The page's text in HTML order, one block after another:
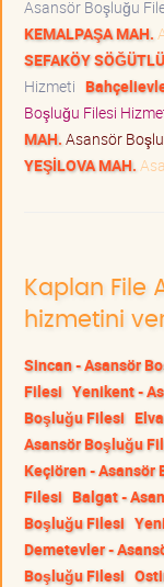
Asansör Boşluğu
KEMALPAŞA MAH.
SEFAKÖY
Hizmeti
Boşluğu Filesi
MAH. Asansör
YEŞİLOVA MAH.
Kaplan File
hizmetini
Sincan - Asansör
Filesi Yenikent -
Boşluğu Filesi
Asansör Boşluğu
Keçiören - Asansör
Filesi Balgat -
Boşluğu Filesi
Demetevler -
Boşluğu Filesi